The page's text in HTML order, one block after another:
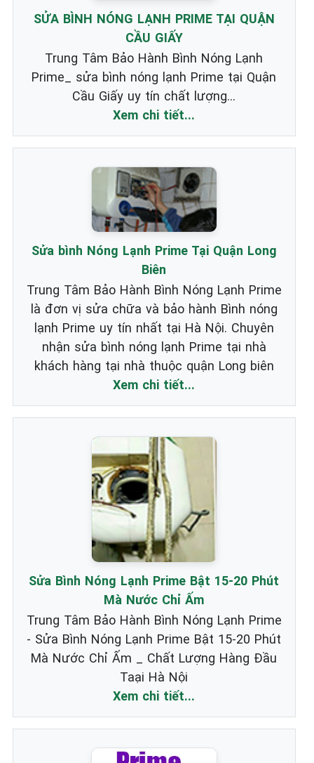
SỬA BÌNH NÓNG LẠNH PRIME TẠI QUẬN
CẦU GIẤY
Trung Tâm Bảo Hành Bình Nóng Lạnh
Prime_ sửa bình nóng lạnh Prime tại Quận
Cầu Giấy uy tín chất lượng...
Xem chi tiết...
Sửa bình Nóng Lạnh Prime Tại Quận Long
Biên
Trung Tâm Bảo Hành Bình Nóng Lạnh Prime
là đơn vị sửa chữa và bảo hành Bình nóng
lạnh Prime uy tín nhất tại Hà Nội. Chuyên
nhận sửa bình nóng lạnh Prime tại nhà
khách hàng tại nhà thuộc quận Long biên
Xem chi tiết...
Sửa Bình Nóng Lạnh Prime Bật 15-20 Phút
Mà Nước Chỉ Ấm
Trung Tâm Bảo Hành Bình Nóng Lạnh Prime
- Sửa Bình Nóng Lạnh Prime Bật 15-20 Phút
Mà Nước Chỉ Ấm _ Chất Lượng Hàng Đầu
Taại Hà Nội
Xem chi tiết...